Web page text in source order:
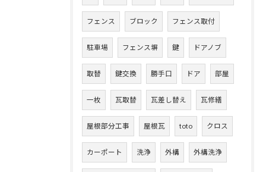
フェンス ブロック フェンス取付
駐車場 フェンス塀 鍵 ドアノブ
取替 鍵交換 勝手口 ドア 部屋
一枚 瓦取替 瓦差し替え 瓦修繕
屋根部分工事 屋根瓦 toto クロス
カーポート 洗浄 外構 外構洗浄